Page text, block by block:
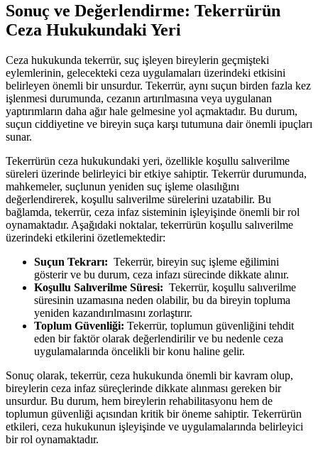
Sonuç ve Değerlendirme: Tekerrürün​
Ceza ⁣Hukukundaki ⁣Yeri
Ceza hukukunda tekerrür, suç işleyen bireylerin geçmişteki ​
eylemlerinin,​ gelecekteki‍ ceza ⁢uygulamaları​ üzerindeki etkisini
belirleyen önemli bir⁣ unsurdur. Tekerrür, aynı suçun birden fazla kez
işlenmesi durumunda,⁢ cezanın artırılmasına‌ veya uygulanan⁣
yaptırımların daha ağır hale gelmesine⁣ yol açmaktadır. Bu durum,
suçun ​ciddiyetine ve⁢ bireyin suça karşı tutumuna ​dair önemli⁣ ipuçları
sunar.
Tekerrürün ceza hukukundaki ⁤yeri, özellikle koşullu ​salıverilme
süreleri üzerinde belirleyici ​bir etkiye sahiptir.⁢ Tekerrür durumunda,
mahkemeler, suçlunun yeniden ‌suç işleme olasılığını
değerlendirerek, koşullu salıverilme sürelerini uzatabilir. Bu
bağlamda, tekerrür, ceza infaz sisteminin işleyişinde ‌önemli bir ⁢rol
oynamaktadır. Aşağıdaki noktalar,‌ tekerrürün⁣ koşullu salıverilme
‍üzerindeki etkilerini özetlemektedir:
Suçun Tekrarı: ⁢ Tekerrür, bireyin⁢ suç⁤ işleme eğilimini⁤
gösterir ve bu⁢ durum,⁣ ceza infazı sürecinde ​dikkate⁣ alınır.
Koşullu Salıverilme Süresi: ⁢ Tekerrür, koşullu⁤ salıverilme
süresinin uzamasına neden ⁤olabilir, ​bu da⁤ bireyin⁣ topluma
yeniden kazandırılmasını​ zorlaştırır.
Toplum⁣ Güvenliği: ⁢Tekerrür, toplumun güvenliğini tehdit
eden ​bir‌ faktör olarak ⁣değerlendirilir ve‍ bu ‌nedenle ceza
uygulamalarında ‍öncelikli bir konu ⁣haline gelir.
Sonuç olarak, ⁢tekerrür, ceza hukukunda ​önemli bir kavram olup,⁢
bireylerin ceza infaz süreçlerinde ⁤dikkate alınması gereken bir
unsurdur. Bu durum, hem bireylerin ⁢rehabilitasyonu hem ⁤de⁢
toplumun güvenliği açısından kritik⁤ bir öneme sahiptir. Tekerrürün
etkileri,⁢ ceza hukukunun işleyişinde ‌ve uygulamalarında belirleyici
bir⁢ rol oynamaktadır.